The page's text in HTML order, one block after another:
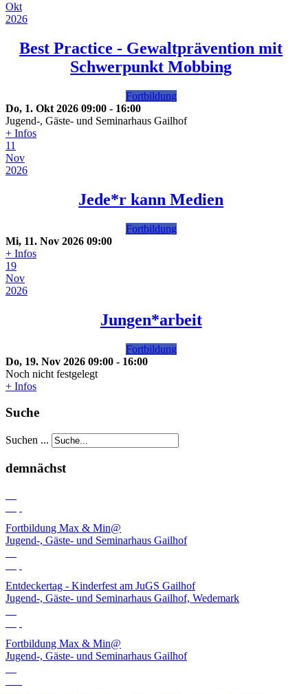
Okt
2026
Best Practice - Gewaltprävention mit
Schwerpunkt Mobbing
Fortbildung
Do, 1. Okt 2026 09:00 - 16:00
Jugend-, Gäste- und Seminarhaus Gailhof
+ Infos
11
Nov
2026
Jede*r kann Medien
Fortbildung
Mi, 11. Nov 2026 09:00
+ Infos
19
Nov
2026
Jungen*arbeit
Fortbildung
Do, 19. Nov 2026 09:00 - 16:00
Noch nicht festgelegt
+ Infos
Suche
Suchen ...
demnächst
Fortbildung Max & Min@
Jugend-, Gäste- und Seminarhaus Gailhof
Entdeckertag - Kinderfest am JuGS Gailhof
Jugend-, Gäste- und Seminarhaus Gailhof, Wedemark
Fortbildung Max & Min@
Jugend-, Gäste- und Seminarhaus Gailhof